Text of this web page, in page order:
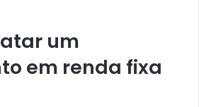
um
em renda fixa